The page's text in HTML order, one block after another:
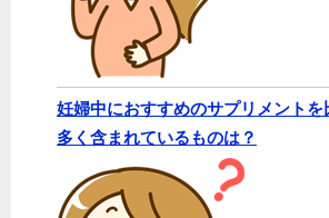
妊婦中におすすめのサプリメント
多く含まれているものは？